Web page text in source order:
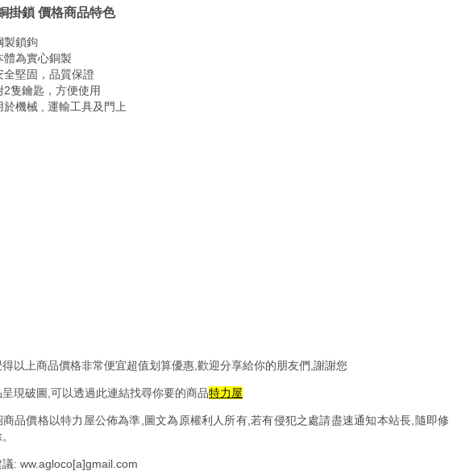
掛鎖 價格商品特色
製鎖鉤
體為實心銅製
全堅固，品質保證
2隻鑰匙，方便使用
於機械 , 運輸工具及門上
以上商品價格非常便宜超值划算優惠,歡迎分享給你的朋友們,謝謝您
現破圖,可以透過此連結找尋你要的商品特力屋
商品價格以特力屋公佈為準,圖文為原權利人所有,若有侵犯之處請盡速通知本站長,隨即修
議: ww.agloco[a]gmail.com